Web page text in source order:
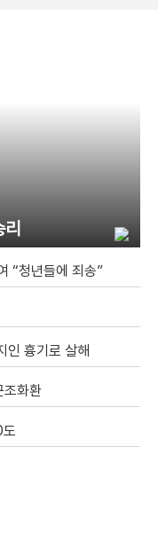
“청년들에 죄송”
인 흉기로 살해
조화환